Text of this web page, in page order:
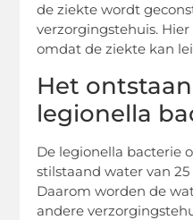
de ziekte wordt
verzorgingstehuis.
omdat de ziekte kan
Het
legionella
De legionella bacterie
stilstaand water van
Daarom worden de
andere